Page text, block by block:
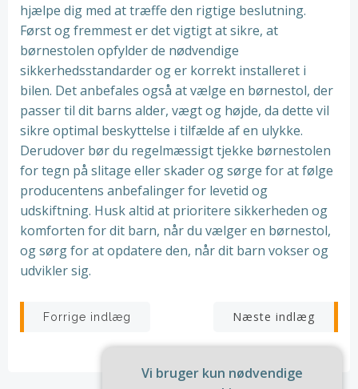
hjælpe dig med at træffe den rigtige beslutning.
Først og fremmest er det vigtigt at sikre, at
børnestolen opfylder de nødvendige
sikkerhedsstandarder og er korrekt installeret i
bilen. Det anbefales også at vælge en børnestol, der
passer til dit barns alder, vægt og højde, da dette vil
sikre optimal beskyttelse i tilfælde af en ulykke.
Derudover bør du regelmæssigt tjekke børnestolen
for tegn på slitage eller skader og sørge for at følge
producentens anbefalinger for levetid og
udskiftning. Husk altid at prioritere sikkerheden og
komforten for dit barn, når du vælger en børnestol,
og sørg for at opdatere den, når dit barn vokser og
udvikler sig.
Indlægsnavigation
Forrige indlæg Næste indlæg
Vi bruger kun nødvendige